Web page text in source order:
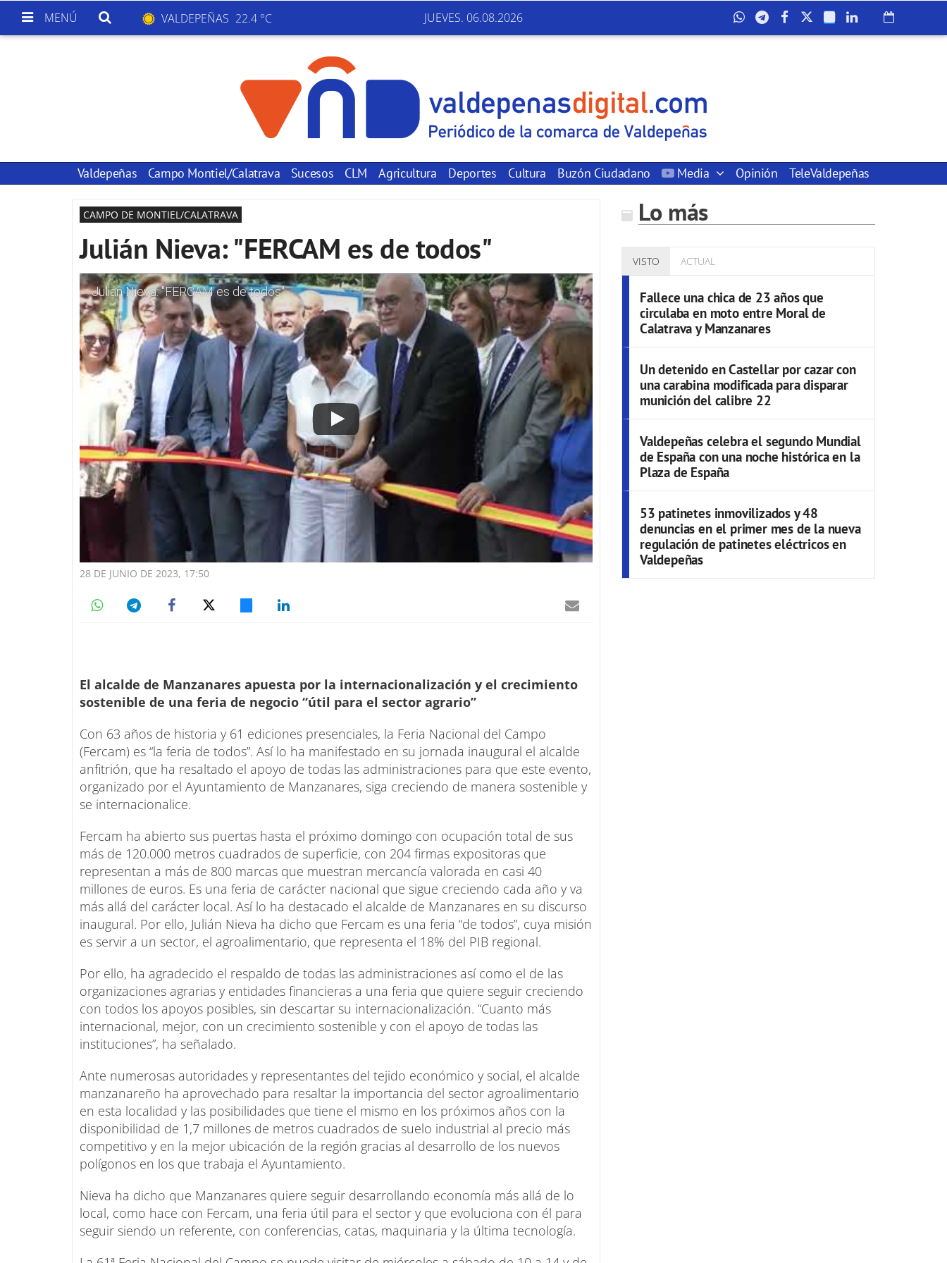
MENÚ VALDEPEÑAS 22.4 °C JUEVES. 06.08.2026
Valdepeñas Campo Montiel/Calatrava Sucesos CLM Agricultura Deportes Cultura Buzón Ciudadano Media Opinión TeleValdepeñas
CAMPO DE MONTIEL/CALATRAVA
Julián Nieva: "FERCAM es de todos"
Julián Nieva: "FERCAM es de todos"
28 DE JUNIO DE 2023, 17:50
El alcalde de Manzanares apuesta por la internacionalización y el crecimiento
sostenible de una feria de negocio “útil para el sector agrario”
Con 63 años de historia y 61 ediciones presenciales, la Feria Nacional del Campo
(Fercam) es “la feria de todos”. Así lo ha manifestado en su jornada inaugural el alcalde
anfitrión, que ha resaltado el apoyo de todas las administraciones para que este evento,
organizado por el Ayuntamiento de Manzanares, siga creciendo de manera sostenible y
se internacionalice.
Fercam ha abierto sus puertas hasta el próximo domingo con ocupación total de sus
más de 120.000 metros cuadrados de superficie, con 204 firmas expositoras que
representan a más de 800 marcas que muestran mercancía valorada en casi 40
millones de euros. Es una feria de carácter nacional que sigue creciendo cada año y va
más allá del carácter local. Así lo ha destacado el alcalde de Manzanares en su discurso
inaugural. Por ello, Julián Nieva ha dicho que Fercam es una feria “de todos”, cuya misión
es servir a un sector, el agroalimentario, que representa el 18% del PIB regional.
Por ello, ha agradecido el respaldo de todas las administraciones así como el de las
organizaciones agrarias y entidades financieras a una feria que quiere seguir creciendo
con todos los apoyos posibles, sin descartar su internacionalización. “Cuanto más
internacional, mejor, con un crecimiento sostenible y con el apoyo de todas las
instituciones”, ha señalado.
Ante numerosas autoridades y representantes del tejido económico y social, el alcalde
manzanareño ha aprovechado para resaltar la importancia del sector agroalimentario
en esta localidad y las posibilidades que tiene el mismo en los próximos años con la
disponibilidad de 1,7 millones de metros cuadrados de suelo industrial al precio más
competitivo y en la mejor ubicación de la región gracias al desarrollo de los nuevos
polígonos en los que trabaja el Ayuntamiento.
Nieva ha dicho que Manzanares quiere seguir desarrollando economía más allá de lo
local, como hace con Fercam, una feria útil para el sector y que evoluciona con él para
seguir siendo un referente, con conferencias, catas, maquinaria y la última tecnología.
Lo más
VISTO ACTUAL
Fallece una chica de 23 años que
circulaba en moto entre Moral de
Calatrava y Manzanares
Un detenido en Castellar por cazar con
una carabina modificada para disparar
munición del calibre 22
Valdepeñas celebra el segundo Mundial
de España con una noche histórica en la
Plaza de España
53 patinetes inmovilizados y 48
denuncias en el primer mes de la nueva
regulación de patinetes eléctricos en
Valdepeñas